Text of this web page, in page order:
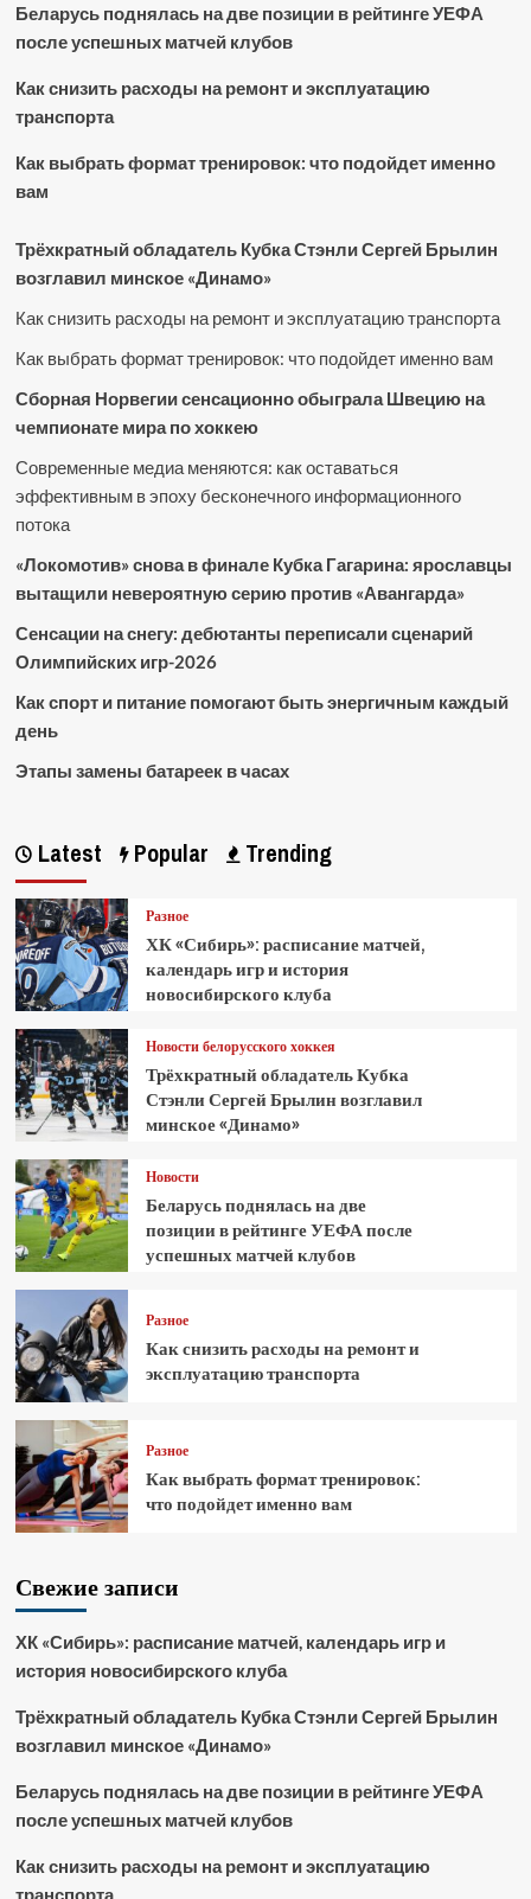
Беларусь поднялась на две позиции в рейтинге УЕФА
после успешных матчей клубов
Как снизить расходы на ремонт и эксплуатацию
транспорта
Как выбрать формат тренировок: что подойдет именно
вам
Трёхкратный обладатель Кубка Стэнли Сергей Брылин
возглавил минское «Динамо»
Как снизить расходы на ремонт и эксплуатацию транспорта
Как выбрать формат тренировок: что подойдет именно вам
Сборная Норвегии сенсационно обыграла Швецию на
чемпионате мира по хоккею
Современные медиа меняются: как оставаться
эффективным в эпоху бесконечного информационного
потока
«Локомотив» снова в финале Кубка Гагарина: ярославцы
вытащили невероятную серию против «Авангарда»
Сенсации на снегу: дебютанты переписали сценарий
Олимпийских игр-2026
Как спорт и питание помогают быть энергичным каждый
день
Этапы замены батареек в часах
Latest Popular Trending
Разное
ХК «Сибирь»: расписание матчей,
календарь игр и история
новосибирского клуба
Новости белорусского хоккея
Трёхкратный обладатель Кубка
Стэнли Сергей Брылин возглавил
минское «Динамо»
Новости
Беларусь поднялась на две
позиции в рейтинге УЕФА после
успешных матчей клубов
Разное
Как снизить расходы на ремонт и
эксплуатацию транспорта
Разное
Как выбрать формат тренировок:
что подойдет именно вам
Свежие записи
ХК «Сибирь»: расписание матчей, календарь игр и
история новосибирского клуба
Трёхкратный обладатель Кубка Стэнли Сергей Брылин
возглавил минское «Динамо»
Беларусь поднялась на две позиции в рейтинге УЕФА
после успешных матчей клубов
Как снизить расходы на ремонт и эксплуатацию
транспорта